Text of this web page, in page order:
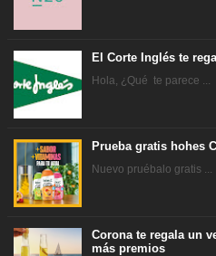
El Corte Inglés te
Hola, ¿Qué te parece ...
Prueba gratis hohes
Nuevo pruébalo gratis ...
Corona te regala un
más premios